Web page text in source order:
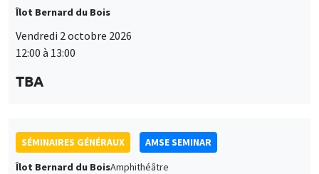
Îlot Bernard du Bois
Vendredi 2 octobre 2026
12:00 à 13:00
TBA
SÉMINAIRES GÉNÉRAUX
AMSE SEMINAR
Îlot Bernard du BoisAmphithéâtre